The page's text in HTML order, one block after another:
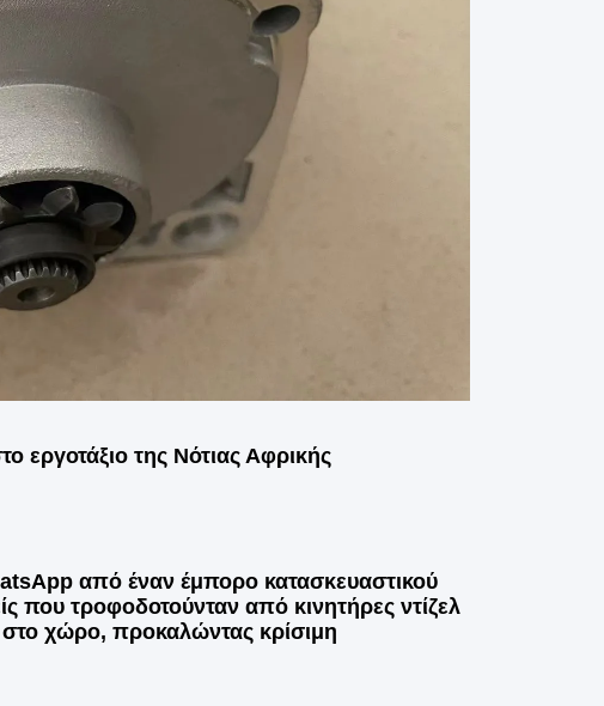
εργοτάξιο της Νότιας Αφρικής
από έναν έμπορο κατασκευαστικού
που τροφοδοτούνταν από κινητήρες ντίζελ
στο χώρο, προκαλώντας κρίσιμη